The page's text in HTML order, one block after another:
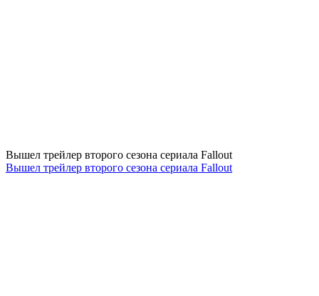
Вышел трейлер второго сезона сериала Fallout
Вышел трейлер второго сезона сериала Fallout